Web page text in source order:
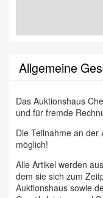
Allgemeine
Das Auktionshaus
und für fremde
Die Teilnahme an
möglich!
Alle Artikel werden
dem sie sich zum
Auktionshaus sowie